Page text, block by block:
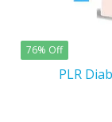
76% Off
PLR